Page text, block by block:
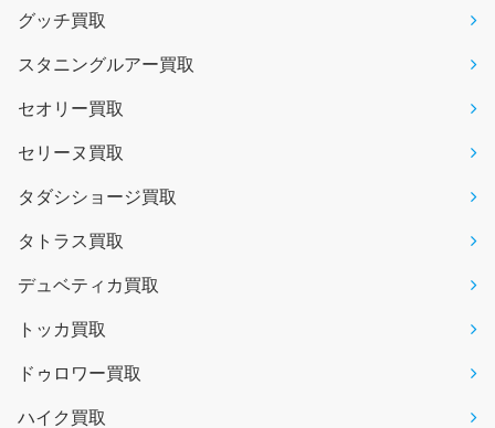
グッチ買取
スタニングルアー買取
セオリー買取
セリーヌ買取
タダシショージ買取
タトラス買取
デュベティカ買取
トッカ買取
ドゥロワー買取
ハイク買取